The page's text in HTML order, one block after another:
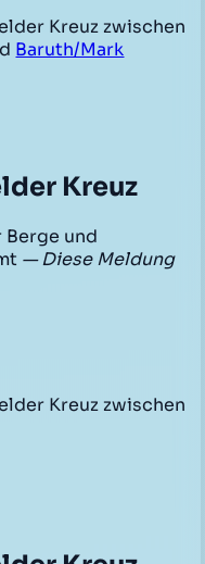
Kreuz zwischen
Baruth/Mark
Kreuz
Berge und
— Diese Meldung
Kreuz zwischen